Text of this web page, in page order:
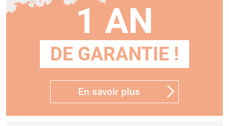
1 AN
DE GARANTIE !
En savoir plus